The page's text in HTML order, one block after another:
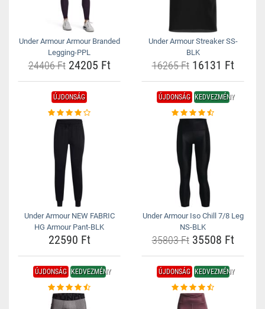
Under Armour Armour Branded
Legging-PPL
24406 Ft24205 Ft
Under Armour Streaker SS-
BLK
16265 Ft16131 Ft
ÚJDONSÁG
Under Armour NEW FABRIC
HG Armour Pant-BLK
22590 Ft
ÚJDONSÁG KEDVEZMÉNY
Under Armour Iso Chill 7/8 Leg
NS-BLK
35803 Ft35508 Ft
ÚJDONSÁG KEDVEZMÉNY ÚJDONSÁG KEDVEZMÉNY